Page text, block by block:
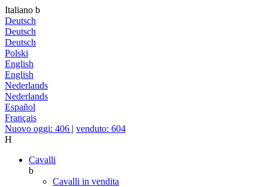
Italiano b
Deutsch
Deutsch
Deutsch
Polski
English
English
Nederlands
Nederlands
Español
Français
Nuovo oggi: 406 | venduto: 604
H
Cavalli
b
Cavalli in vendita